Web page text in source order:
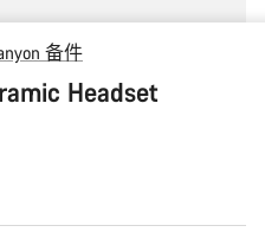
备件
Headset